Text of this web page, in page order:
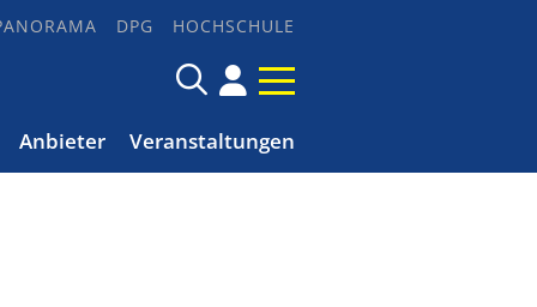
DPG HOCHSCHULE
Anbieter Veranstaltungen